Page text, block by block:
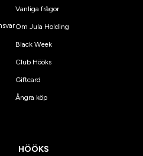
Vanliga frågor
Om Jula Holding
Black Week
Club Hööks
Giftcard
Ångra köp
HÖÖKS